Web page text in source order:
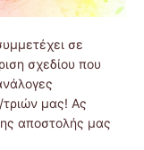
σε
σχεδίου που
μας! Ας
αποστολής μας